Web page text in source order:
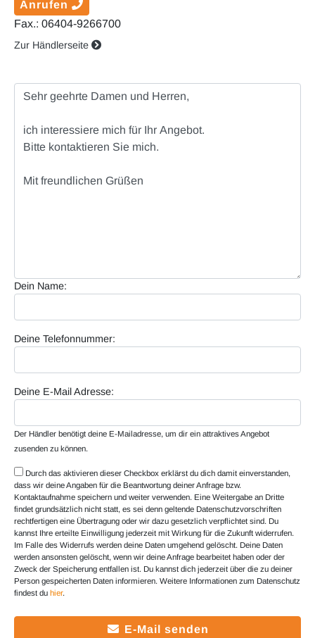
Anrufen
Fax.: 06404-9266700
Zur Händlerseite
Dein Name:
Deine Telefonnummer:
Deine E-Mail Adresse:
Der Händler benötigt deine E-Mailadresse, um dir ein attraktives Angebot
zusenden zu können.
Durch das aktivieren dieser Checkbox erklärst du dich damit einverstanden,
dass wir deine Angaben für die Beantwortung deiner Anfrage bzw.
Kontaktaufnahme speichern und weiter verwenden. Eine Weitergabe an Dritte
findet grundsätzlich nicht statt, es sei denn geltende Datenschutzvorschriften
rechtfertigen eine Übertragung oder wir dazu gesetzlich verpflichtet sind. Du
kannst Ihre erteilte Einwilligung jederzeit mit Wirkung für die Zukunft widerrufen.
Im Falle des Widerrufs werden deine Daten umgehend gelöscht. Deine Daten
werden ansonsten gelöscht, wenn wir deine Anfrage bearbeitet haben oder der
Zweck der Speicherung entfallen ist. Du kannst dich jederzeit über die zu deiner
Person gespeicherten Daten informieren. Weitere Informationen zum Datenschutz
findest du hier.
E-Mail senden